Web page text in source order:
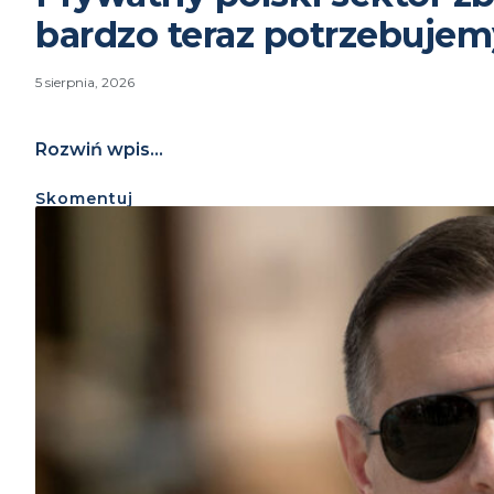
bardzo teraz
5 sierpnia, 2026
Rozwiń wpis...
Skomentuj